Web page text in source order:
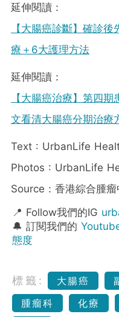
延伸閱讀：
【大腸癌診斷】確診
療＋6大護理方法
延伸閱讀：
【大腸癌治療】第四
文看清大腸癌分期治療
Text : UrbanLife
Photos : UrbanLife
Source：香港綜合腫
📍 Follow我們的IG
🔔 訂閱我們的
態度
標籤: 大腸癌
腫瘤科
化療